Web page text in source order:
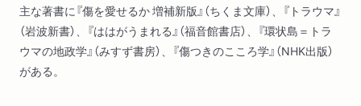
あとがき
解説 ひとりひとりの顔が見える 奈倉有里
主な著書に『傷を愛せるか 増補新版』（ちくま文庫）、『トラウマ』
（岩波新書）、『ははがうまれる』（福音館書店）、『環状島＝トラ
ウマの地政学』（みすず書房）、『傷つきのこころ学』（NHK出版）
がある。